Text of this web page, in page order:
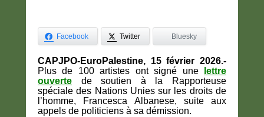
Facebook Twitter Bluesky
CAPJPO-EuroPalestine, 15 février 2026.-
Plus de 100 artistes ont signé une
lettre
ouverte de soutien à la Rapporteuse
spéciale des Nations Unies sur les droits de
l’homme, Francesca Albanese, suite aux
appels de politiciens à sa démission.